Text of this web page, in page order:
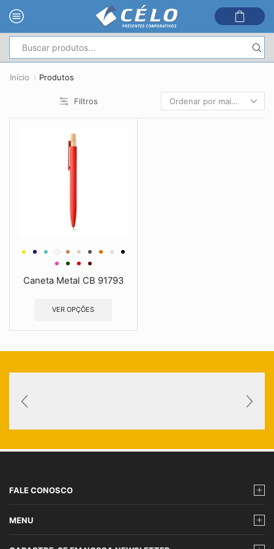
de
Início Produtos
Filtros
Caneta Metal CB 91793
VER OPÇÕES
FALE CONOSCO
MENU